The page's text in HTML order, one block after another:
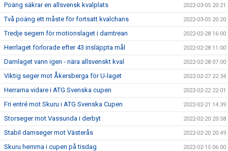
Poäng säkrar en allsvensk kvalplats 2022-03-05 20:21
Två poäng ett måste för fortsatt kvalchans 2022-03-05 20:20
Tredje segern för motionslaget i damtrean 2022-02-28 16:00
Herrlaget förlorade efter 43 insläppta mål 2022-02-28 11:00
Damlaget vann igen - nära allsvenskt kval 2022-02-28 07:00
Viktig seger mot Åkersberga för U-laget 2022-02-27 22:34
Herrarna vidare i ATG Svenska cupen 2022-02-22 22:01
Fri entré mot Skuru i ATG Svenska Cupen 2022-02-21 14:39
Storseger mot Vassunda i derbyt 2022-02-20 20:58
Stabil damseger mot Västerås 2022-02-20 20:49
Skuru hemma i cupen på tisdag 2022-02-15 06:00